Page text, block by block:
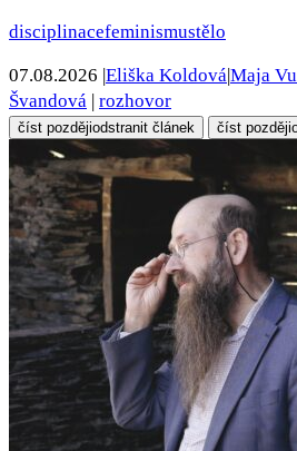
disciplinacefeminismustělo
07.08.2026 Eliška KoldováMaja
Švandová rozhovor
číst pozdějiodstranit článek číst později